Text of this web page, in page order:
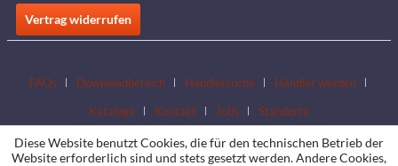
Vertrag widerrufen
FAQs Downloadbereich Händlersuche
Händler werden
Kataloge
Kontakt Jobs Standorte
Diese Website benutzt Cookies, die für den technischen Betrieb der
Website erforderlich sind und stets gesetzt werden. Andere Cookies,